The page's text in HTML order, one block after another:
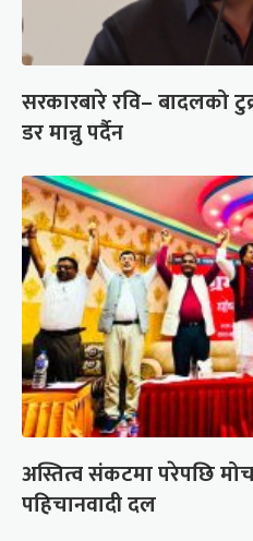
सरकारबारे रवि– बादलको
डर मान्नु पर्दैन
अस्तित्व संकटमा परेपछि
पहिचानवादी दल